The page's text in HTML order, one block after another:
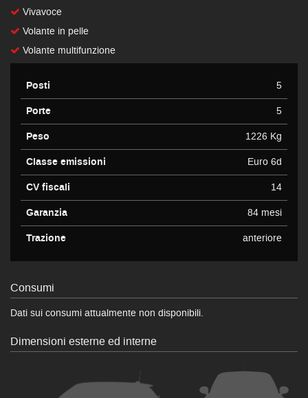
Vivavoce
Volante in pelle
Volante multifunzione
Posti 5
Porte 5
Peso 1226 Kg
Classe emissioni Euro 6d
CV fiscali 14
Garanzia 84 mesi
Trazione anteriore
Consumi
Dati sui consumi attualmente non disponibili.
Dimensioni esterne ed interne